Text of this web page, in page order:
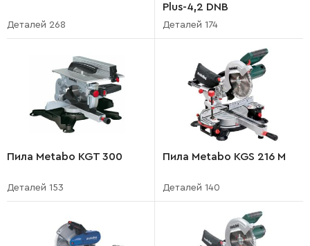
Деталей 268
Plus-4,2 DNB
Деталей 174
Пила Metabo KGT 300
Деталей 153
Пила Metabo KGS 216 M
Деталей 140